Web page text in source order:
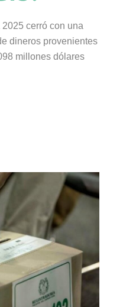
cerró con una
dineros provenientes
millones dólares